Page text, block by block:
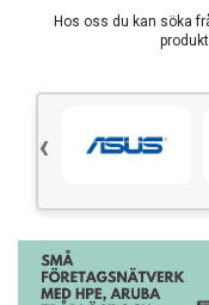
Tillbehör
Olika produkter
Kontorsmaterial
Hos oss du kan söka
‹